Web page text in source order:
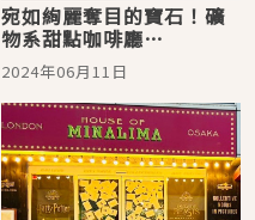
宛如絢麗奪目的寶石！礦
物系甜點咖啡廳
「Usaginonedoko」，為
你獻上精緻夢幻的寶石甜
點
2024年06月11日